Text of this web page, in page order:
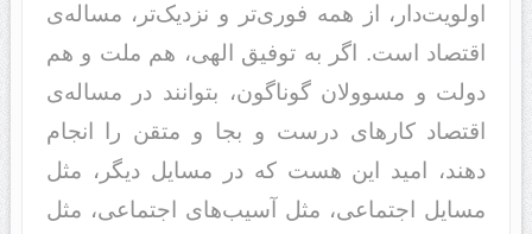
اولویت‌دار، از همه فوری‌تر و نزدیک‌تر، مساله‌ی
اقتصاد است. اگر به توفیق الهی، هم ملت و هم
دولت و مسوولان گوناگون، بتوانند در مساله‌ی
اقتصاد کارهای درست و بجا و متقن را انجام
دهند، امید این هست که در مسایل دیگر، مثل
مسایل اجتماعی، مثل آسیب‌های اجتماعی، مثل